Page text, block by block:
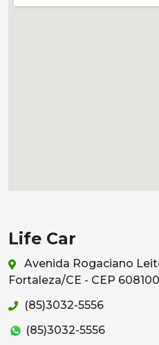
Life Car
Avenida Rogaciano
Fortaleza/CE - CEP
(85)3032-5556
(85)3032-5556